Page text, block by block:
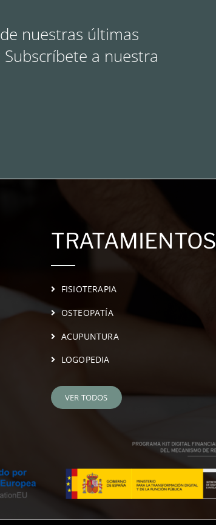
nuestras últimas
a nuestra
TRATAMIENTOS
FISIOTERAPIA
OSTEOPATÍA
ACUPUNTURA
LOGOPEDIA
VER TODOS